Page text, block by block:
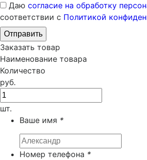
Даю согласие на обработку
соответствии с Политикой
Заказать товар
Наименование товара
Количество
руб.
шт.
Ваше имя *
Номер телефона *